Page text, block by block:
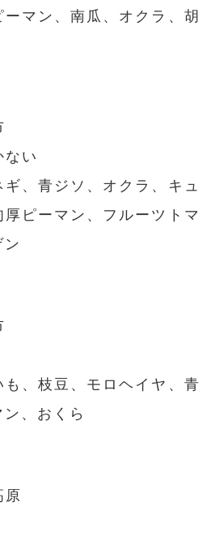
マン、南瓜、オクラ、胡
ない
、青ジソ、オクラ、キュ
ピーマン、フルーツトマ
ン
、枝豆、モロヘイヤ、青
、おくら
原